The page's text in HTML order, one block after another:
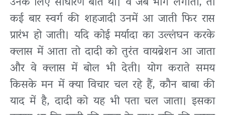
कई बार स्वर्ग की शहजादी उनमें आ जाती फिर रास
प्रारंभ हो जाती। यदि कोई मर्यादा का उल्लंघन करके
क्लास में आता तो दादी को तुरंत वायब्रेशन आ जाता
और वे क्लास में बोल भी देती। योग कराते समय
किसके मन में क्या विचार चल रहे हैं, कौन बाबा की
याद में है, दादी को यह भी पता चल जाता। इसका